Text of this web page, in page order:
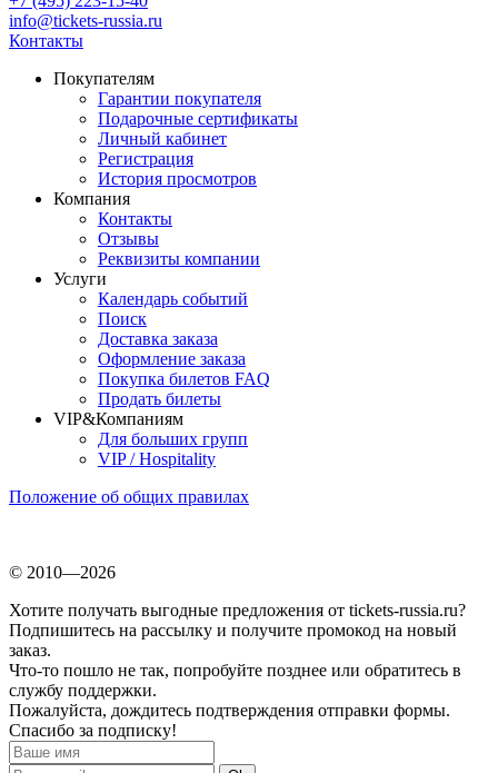
info@tickets-russia.ru
Контакты
Покупателям
Гарантии покупателя
Подарочные сертификаты
Личный кабинет
Регистрация
История просмотров
Компания
Контакты
Отзывы
Реквизиты компании
Услуги
Календарь событий
Поиск
Доставка заказа
Оформление заказа
Покупка билетов FAQ
Продать билеты
VIP&Компаниям
Для больших групп
VIP / Hospitality
Положение об общих правилах
© 2010—2026
Хотите получать выгодные предложения от tickets-russia.ru?
Подпишитесь на рассылку и получите промокод на новый
заказ.
Что-то пошло не так, попробуйте позднее или обратитесь в
службу поддержки.
Пожалуйста, дождитесь подтверждения отправки формы.
Спасибо за подписку!